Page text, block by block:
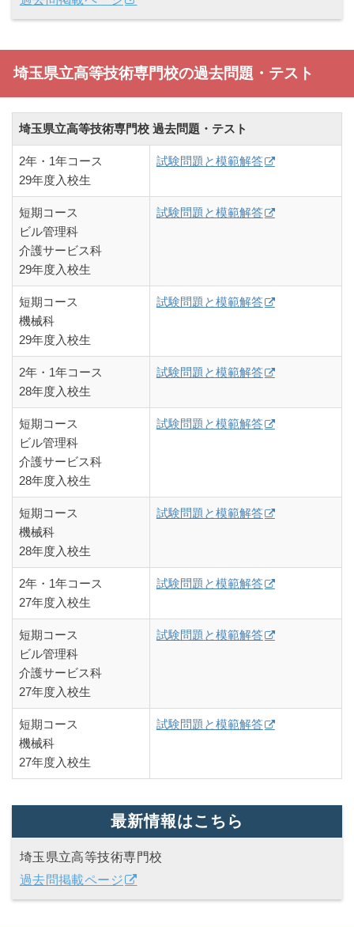
埼玉県立高等技術専門校の過去問題・テスト
埼玉県立高等技術専門校 過去問題・テスト
2年・1年コース
29年度入校生
試験問題と模範解答
短期コース
ビル管理科
介護サービス科
29年度入校生
試験問題と模範解答
短期コース
機械科
29年度入校生
試験問題と模範解答
2年・1年コース
28年度入校生
試験問題と模範解答
短期コース
ビル管理科
介護サービス科
28年度入校生
試験問題と模範解答
短期コース
機械科
28年度入校生
試験問題と模範解答
2年・1年コース
27年度入校生
試験問題と模範解答
短期コース
ビル管理科
介護サービス科
27年度入校生
試験問題と模範解答
短期コース
機械科
27年度入校生
試験問題と模範解答
最新情報はこちら
埼玉県立高等技術専門校
過去問掲載ページ